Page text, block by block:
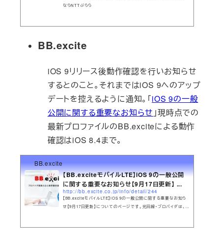
ならNTTぷらら
BB.excite
iOS 9リリース後動作確認を行いお知らせ
するとのこと。それまではiOS 9へのアップ
デートを控えるように通知。「iOS 9の一般
公開に関する重要なお知らせ 」現時点での
最新プロファイルのBB.exciteによる動作
確認はiOS 8.4まで。
BB.excite
【BB.exciteモバイルLTE】iOS 9の一般公開
に関する重要なお知らせ【9月17日更新】 ...
http://bb.excite.co.jp/info/detail/244
【BB.exciteモバイルLTE】iOS 9の一般公開に関する重要なお知ら
せ【9月17日更新】についてのページです。光回線・プロバイダは、イ